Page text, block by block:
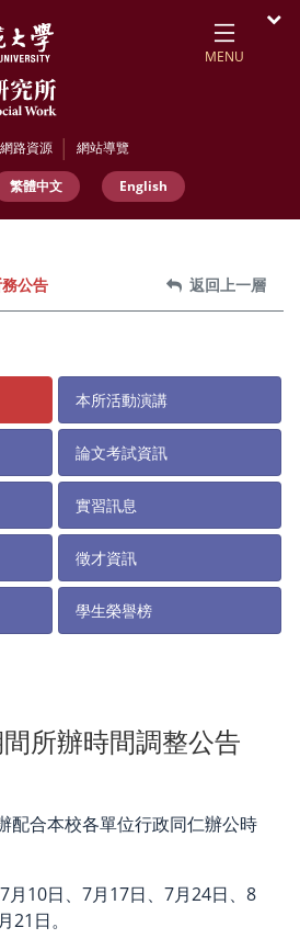
MENU
網路資源 網站導覽
繁體中文 English
公告 返回上一層
本所活動演講
論文考試資訊
實習訊息
徵才資訊
學生榮譽榜
所辦時間調整公告
配合本校各單位行政同仁辦公時
月10日、7月17日、7月24日、8
21日。